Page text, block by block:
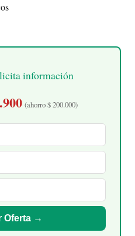
información
(ahorro $ 200.000)
Oferta →